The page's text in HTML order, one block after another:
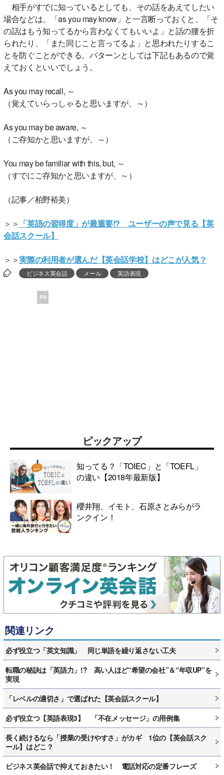
相手がすでに知っているとしても、その話をあえてしたい
場合などは、「as you may know」と一言断っておくと、「そ
の話はもう知ってるから言わなくてもいいよ」と話の腰を折
られたり、「また同じこと言ってるよ」と思われたりするこ
とを防ぐことができる。パターンとしては下記もあるので覚
えておくといいでしょう。
As you may recall, ～
（覚えていらっしゃると思いますが、～）
As you may be aware, ～
（ご存知かと思いますが、～）
You may be familiar with this, but, ～
（すでにご存知かと思いますが、～）
（記事／柏野裕美）
＞＞ 「英語の習得度」が最重要!? ユーザーの声で見る【英
会話スクール】
＞＞実際の利用者が選んだ【英会話学校】はどこが人気？
ビジネス英会話 メール 英語表現
PR
ピックアップ
知ってる？「TOIEC」と「TOEFL」
の違い【2018年最新版】
櫻井翔、イモト、石原さとみらがラ
ンクイン！
関連リンク
必ず役立つ「英文知識」 同じ単語を繰り返さない工夫
転職の秘訣は「英語力」!? 高い人ほど“希望の会社”＆“年収UP”を
実現
「レベルの適切さ」で選ばれた【英会話スクール】
必ず役立つ【英語表現3】 「不在メッセージ」の用例集
長く続けるなら「授業の受けやすさ」がカギ 1位の【英会話スク
ール】はどこ？
ビジネス英会話で抑えておきたい！ 電話対応の定番フレーズ